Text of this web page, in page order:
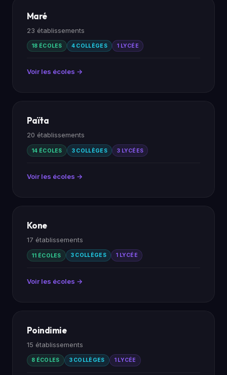
Maré
23 établissements
18 ÉCOLES 4 COLLÈGES 1 LYCÉE
Voir les écoles →
Païta
20 établissements
14 ÉCOLES 3 COLLÈGES 3 LYCÉES
Voir les écoles →
Kone
17 établissements
11 ÉCOLES 3 COLLÈGES 1 LYCÉE
Voir les écoles →
Poindimie
15 établissements
8 ÉCOLES 3 COLLÈGES 1 LYCÉE